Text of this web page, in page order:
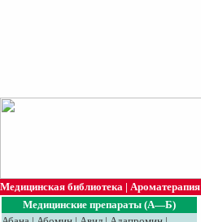
Медицинская библиотека | Ароматерапия
Медицинские препараты (А—Б)